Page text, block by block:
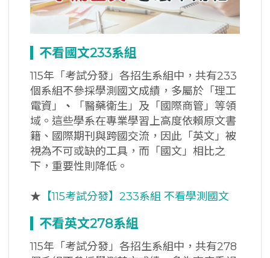
不看國文233系組
115年「考試分發」各招生系組中，共有233
個系組不參採學測國文成績，多屬於「理工
電資」
、
「醫藥衛生」及「國際商管」等領
域。這些學系在專業學習上高度依賴原文書
籍、國際期刊與跨國交流，因此「英文」被
視為不可或缺的工具，而「國文」相比之
下，重要性則降低。
★ 【115考試分發】233系組 不看學測國文
不看英文278系組
115年「考試分發」各招生系組中，共有278